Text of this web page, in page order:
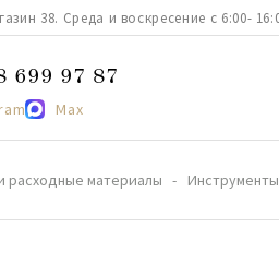
38. Среда и воскресение с 6:00-
699 97 87
Max
расходные материалы Инструменты